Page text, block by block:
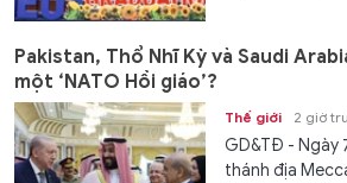
Pakistan, Thổ Nhĩ Kỳ và Saudi
một ‘NATO Hồi giáo’?
Thế giới 2 giờ
GD&TĐ - Ngày
thánh địa